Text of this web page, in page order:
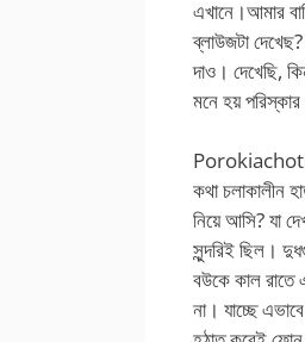
এখানে।আমার
ব্লাউজটা
দাও। দেখেছি,
মনে হয়
Porokiachoti
কথা চলাকালীন
নিয়ে আসি? যা
সুন্দরিই ছিল।
বউকে কাল রাতে
না। যাচ্ছে